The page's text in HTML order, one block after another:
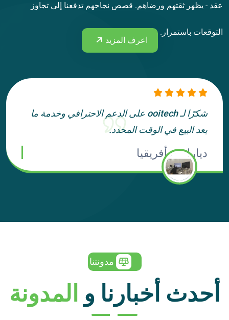
عقد - يظهر ثقتهم ورضاهم. قصص نجاحهم تدفعنا إلى تجاوز
التوقعات باستمرار.
اعرف المزيد
شكرًا لـ ooitech على الدعم الاحترافي وخدمة ما
بعد البيع في الوقت المحدد.
ديارا من أفريقيا
مدونتنا
أحدث أخبارنا و المدونة